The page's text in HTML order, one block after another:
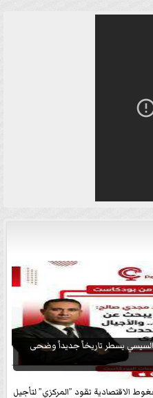
يسطر تاريخاً جديداً وضحى
الاقتصادية تقود ”المركزي” لتأجيل